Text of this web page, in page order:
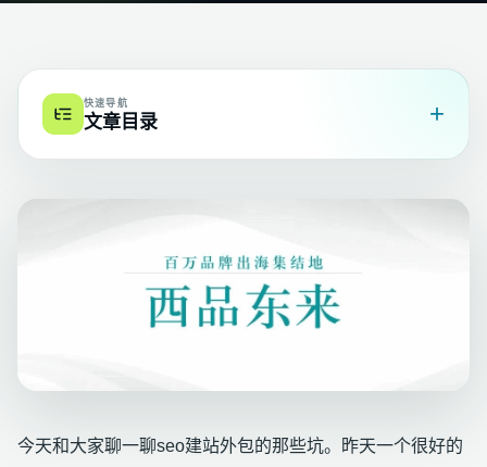
快速导航
文章目录 +
今天和大家聊一聊seo建站外包的那些坑。昨天一个很好的